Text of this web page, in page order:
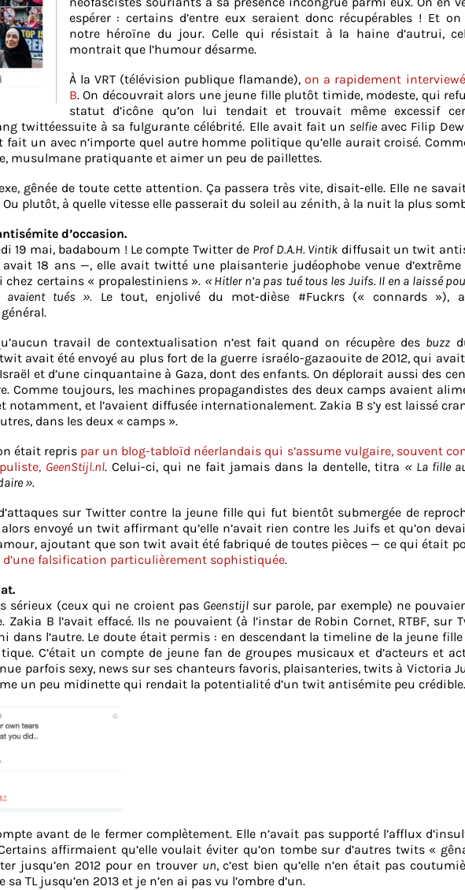
espérer : certains d’entre eux seraient donc récupérables ! Et
notre héroïne du jour. Celle qui résistait à la haine d’autrui,
montrait que l’humour désarme.
À la VRT (télévision publique flamande),on a rapidement
B. On découvrait alors une jeune fille plutôt timide, modeste, qui
statut d’icône qu’on lui tendait et trouvait même excessif
twittéessuite à sa fulgurante célébrité. Elle avait fait un selfie avec Filip
fait un avec n’importe quel autre homme politique qu’elle aurait croisé.
musulmane pratiquante et aimer un peu de paillettes.
gênée de toute cette attention. Ça passera très vite, disait-elle. Elle ne
plutôt, à quelle vitesse elle passerait du soleil au zénith, à la nuit la plus
d’occasion.
19 mai, badaboum ! Le compte Twitter de Prof D.A.H. Vintik diffusait un twit
18 ans —, elle avait twitté une plaisanterie judéophobe venue d’extrême
chez certains « propalestiniens ». « Hitler n’a pas tué tous les Juifs. Il en a laissé
avaient tués ». Le tout, enjolivé du mot-dièse #Fuckrs (« connards »),
travail de contextualisation n’est fait quand on récupère des buzz
twit avait été envoyé au plus fort de la guerre israélo-gazaouite de 2012, qui
et d’une cinquantaine à Gaza, dont des enfants. On déplorait aussi des
Comme toujours, les machines propagandistes des deux camps avaient
notamment, et l’avaient diffusée internationalement. Zakia B s’y est laissé
dans les deux « camps ».
était repris par un blog-tabloïd néerlandais qui s’assume vulgaire, souvent
GeenStijl.nl. Celui-ci, qui ne fait jamais dans la dentelle, titra « La fille
».
sur Twitter contre la jeune fille qui fut bientôt submergée de
envoyé un twit affirmant qu’elle n’avait rien contre les Juifs et qu’on
ajoutant que son twit avait été fabriqué de toutes pièces — ce qui était
falsification particulièrement sophistiquée.
sérieux (ceux qui ne croient pas Geenstijl sur parole, par exemple) ne
B l’avait effacé. Ils ne pouvaient (à l’instar de Robin Cornet, RTBF, sur
dans l’autre. Le doute était permis : en descendant la timeline de la jeune fille
C’était un compte de jeune fan de groupes musicaux et d’acteurs et
parfois sexy, news sur ses chanteurs favoris, plaisanteries, twits à Victoria
un peu midinette qui rendait la potentialité d’un twit antisémite peu crédible.
avant de le fermer complètement. Elle n’avait pas supporté l’afflux
affirmaient qu’elle voulait éviter qu’on tombe sur d’autres twits «
jusqu’en 2012 pour en trouver un, c’est bien qu’elle n’en était pas
TL jusqu’en 2013 et je n’en ai pas vu l’ombre d’un.